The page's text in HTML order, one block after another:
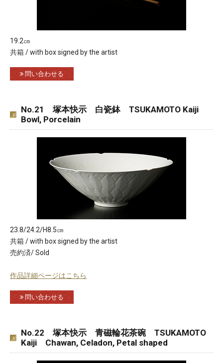
19.2㎝
共箱 / with box signed by the artist
問い合わせる
No.21 塚本快示 白瓷鉢 TSUKAMOTO Kaiji
Bowl, Porcelain
23.8/24.2/H8.5㎝
共箱 / with box signed by the artist
売約済/ Sold
作品詳細ページはこちら
問い合わせる
No.22 塚本快示 青磁輪花茶碗 TSUKAMOTO
Kaiji Chawan, Celadon, Petal shaped